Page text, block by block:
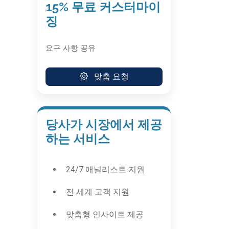
15% 무료 커스터마이
징
요구 사항 공유
맞춤 요청
당사가 시장에서 제공
하는 서비스
24/7 애널리스트 지원
전 세계 고객 지원
맞춤형 인사이트 제공